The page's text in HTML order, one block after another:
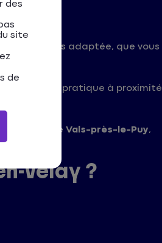
la plus adaptée, que vous
pratique à proximité
ou encore Vals-près-le-Puy,
Velay ?
des
site
de